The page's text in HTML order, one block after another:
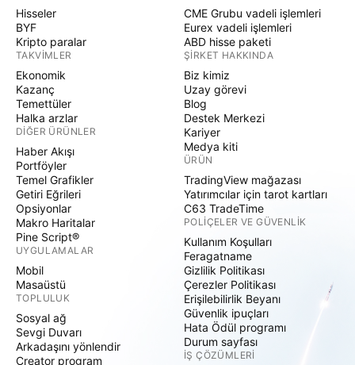
Hisseler
BYF
Kripto paralar
TAKVIMLER
Ekonomik
Kazanç
Temettüler
Halka arzlar
DIĞER ÜRÜNLER
Haber Akışı
Portföyler
Temel Grafikler
Getiri Eğrileri
Opsiyonlar
Makro Haritalar
Pine Script®
UYGULAMALAR
Mobil
Masaüstü
TOPLULUK
Sosyal ağ
Sevgi Duvarı
Arkadaşını yönlendir
Creator program
CME Grubu vadeli işlemleri
Eurex vadeli işlemleri
ABD hisse paketi
ŞIRKET HAKKINDA
Biz kimiz
Uzay görevi
Blog
Destek Merkezi
Kariyer
Medya kiti
ÜRÜN
TradingView mağazası
Yatırımcılar için tarot kartları
C63 TradeTime
POLIÇELER VE GÜVENLIK
Kullanım Koşulları
Feragatname
Gizlilik Politikası
Çerezler Politikası
Erişilebilirlik Beyanı
Güvenlik ipuçları
Hata Ödül programı
Durum sayfası
İŞ ÇÖZÜMLERI